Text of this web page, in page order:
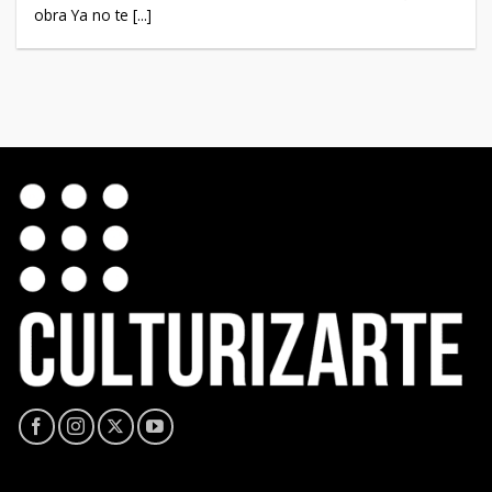
obra Ya no te [...]